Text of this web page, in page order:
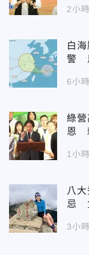
2小
白
警
6小
綠營
恩
1小
八
忌
3小